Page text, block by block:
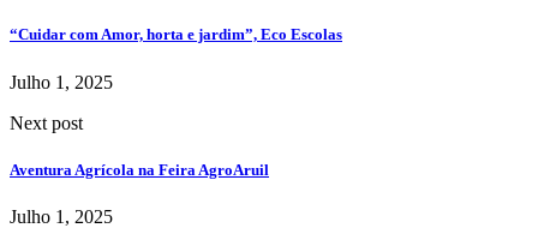
“Cuidar com Amor, horta e jardim”, Eco Escolas
Julho 1, 2025
Next post
Aventura Agrícola na Feira AgroAruil
Julho 1, 2025